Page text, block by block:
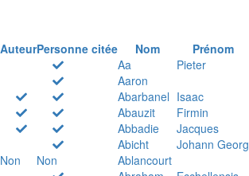
AuteurPersonne citée Nom
Prénom
Aa
Pieter
Aaron
Abarbanel Isaac
Abauzit
Firmin
Abbadie
Jacques
Abicht
Johann Georg
Non Non
Ablancourt